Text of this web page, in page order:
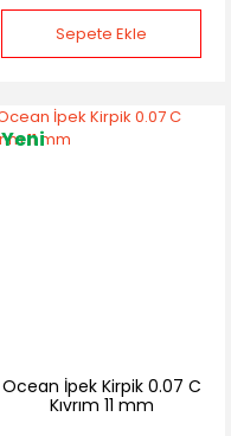
Sepete Ekle
Yeni
Ocean İpek Kirpik 0.07 C
Kıvrım 11 mm